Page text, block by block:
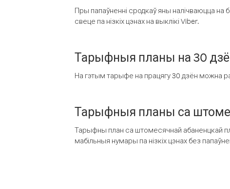
Пры папаўненні сродкаў яны налічваюцца
свеце па нізкіх цэнах на выклікі Viber.
Тарыфныя планы на 30
На гэтым тарыфе на працягу 30 дзён можна
Тарыфныя планы са
Тарыфны план са штомесячнай абаненцкай
мабільныя нумары па нізкіх цэнах без